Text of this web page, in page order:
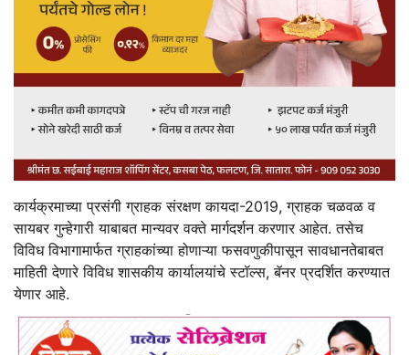
कार्यक्रमाच्या प्रसंगी ग्राहक संरक्षण कायदा-2019, ग्राहक चळवळ व
सायबर गुन्हेगारी याबाबत मान्यवर वक्ते मार्गदर्शन करणार आहेत. तसेच
विविध विभागामार्फत ग्राहकांच्या होणाऱ्या फसवणुकीपासून सावधानतेबाबत
माहिती देणारे विविधशासकीय कार्यालयांचे स्टॉल्स, बॅनर प्रदर्शित करण्यात
येणार आहे.